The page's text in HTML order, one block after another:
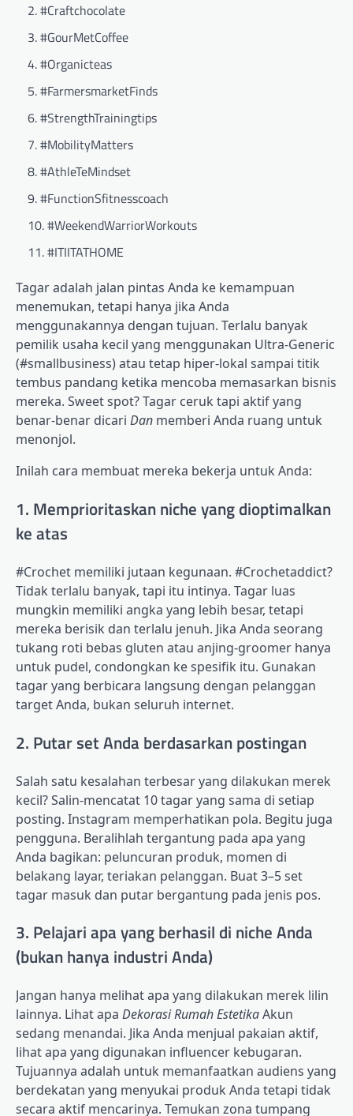
#Craftchocolate
#GourMetCoffee
#Organicteas
#FarmersmarketFinds
#StrengthTrainingtips
#MobilityMatters
#AthleTeMindset
#FunctionSfitnesscoach
#WeekendWarriorWorkouts
#ITIITATHOME
Tagar adalah jalan pintas Anda ke kemampuan
menemukan, tetapi hanya jika Anda
menggunakannya dengan tujuan. Terlalu banyak
pemilik usaha kecil yang menggunakan Ultra-Generic
(#smallbusiness) atau tetap hiper-lokal sampai titik
tembus pandang ketika mencoba memasarkan bisnis
mereka. Sweet spot? Tagar ceruk tapi aktif yang
benar-benar dicari Dan memberi Anda ruang untuk
menonjol.
Inilah cara membuat mereka bekerja untuk Anda:
1. Memprioritaskan niche yang dioptimalkan
ke atas
#Crochet memiliki jutaan kegunaan. #Crochetaddict?
Tidak terlalu banyak, tapi itu intinya. Tagar luas
mungkin memiliki angka yang lebih besar, tetapi
mereka berisik dan terlalu jenuh. Jika Anda seorang
tukang roti bebas gluten atau anjing-groomer hanya
untuk pudel, condongkan ke spesifik itu. Gunakan
tagar yang berbicara langsung dengan pelanggan
target Anda, bukan seluruh internet.
2. Putar set Anda berdasarkan postingan
Salah satu kesalahan terbesar yang dilakukan merek
kecil? Salin-mencatat 10 tagar yang sama di setiap
posting. Instagram memperhatikan pola. Begitu juga
pengguna. Beralihlah tergantung pada apa yang
Anda bagikan: peluncuran produk, momen di
belakang layar, teriakan pelanggan. Buat 3–5 set
tagar masuk dan putar bergantung pada jenis pos.
3. Pelajari apa yang berhasil di niche Anda
(bukan hanya industri Anda)
Jangan hanya melihat apa yang dilakukan merek lilin
lainnya. Lihat apa Dekorasi Rumah EstetikaAkun
sedang menandai. Jika Anda menjual pakaian aktif,
lihat apa yang digunakan influencer kebugaran.
Tujuannya adalah untuk memanfaatkan audiens yang
berdekatan yang menyukai produk Anda tetapi tidak
secara aktif mencarinya. Temukan zona tumpang